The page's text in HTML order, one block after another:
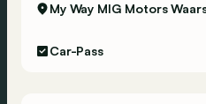
My Way MIG Motors
Car-Pass